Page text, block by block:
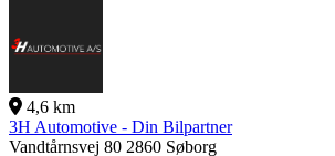
4,6 km
3H Automotive - Din Bilpartner
Vandtårnsvej 80 2860 Søborg